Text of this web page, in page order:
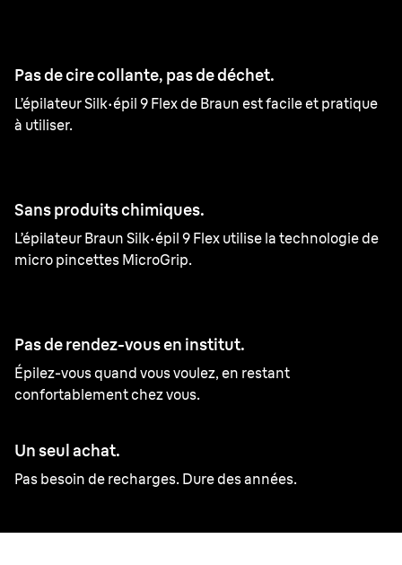
Pas de cire collante, pas de déchet.
L’épilateur Silk·épil 9 Flex de Braun est facile et pratique
à utiliser.
Sans produits chimiques.
L’épilateur Braun Silk·épil 9 Flex utilise la technologie de
micro pincettes MicroGrip.
Pas de rendez-vous en institut.
Épilez-vous quand vous voulez, en restant
confortablement chez vous.
Un seul achat.
Pas besoin de recharges. Dure des années.